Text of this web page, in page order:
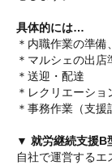
具体的には…
＊内職作業の準備
＊マルシェの出店
＊送迎・配達
＊レクリエーシ
＊事務作業（支援
▼ 就労継続支援B
自社で運営する